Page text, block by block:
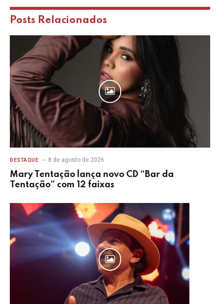
Posts Relacionados
DESTAQUE 8 de agosto de 2026
Mary Tentação lança novo CD “Bar da
Tentação” com 12 faixas